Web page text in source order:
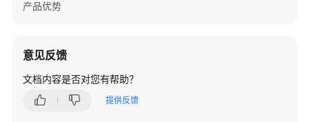
播
产品优势
意见反馈
文档内容是否对您有帮助？
提供反馈